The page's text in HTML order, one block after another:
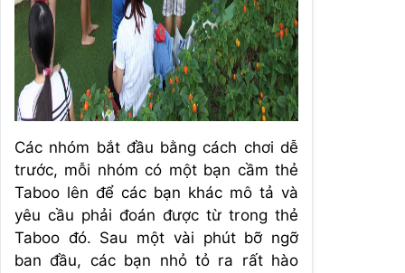
Các nhóm bắt đầu bằng cách chơi dễ
trước, mỗi nhóm có một bạn cầm thẻ
Taboo lên để các bạn khác mô tả và
yêu cầu phải đoán được từ trong thẻ
Taboo đó. Sau một vài phút bỡ ngỡ
ban đầu, các bạn nhỏ tỏ ra rất hào